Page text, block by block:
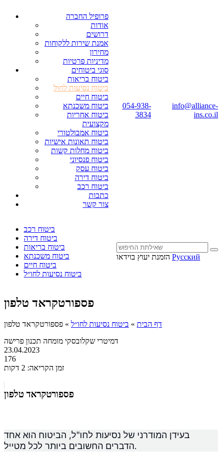
פרופיל החברה
אודות
דרושים
אמנת שירות ללקוחות
מחירון
מדיניות פרטיות
סוגי ביטוחים
ביטוח בריאות
ביטוח נסיעות לחול
ביטוח חיים
ביטוח משכנתא
ביטוח אחריות
מקצועית
ביטוח אמבולטורי
ביטוח תאונות אישיות
ביטוח מחלות קשות
ביטוח פנסיוני
ביטוח עסק
ביטוח דירה
ביטוח רכב
כתבות
צור קשר
054-938-
3834
info@alliance-
ins.co.il
ביטוח רכב
ביטוח דירה
ביטוח בריאות
ביטוח משכנתא
ביטוח חיים
ביטוח נסיעות לחו״ל
הזמנת יעוץ בוידאו Русский
פספורטקראד טלפון
דף הבית » ביטוח נסיעות לחו״ל » פספורטקראד טלפון
דמיטרי שקלובסקי מומחה תכנון פרישה
23.04.2023
176
זמן הקריאה: 2 דקות
פספורטקראד טלפון
בעידן המודרני של נסיעות לחו"ל, הביטוח הוא אחד
הדברים החשובים ביותר לכל מטייל.